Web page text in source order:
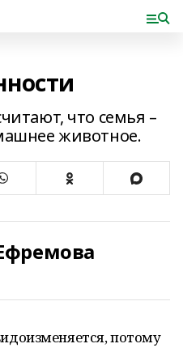
что семья –
животное.
потому